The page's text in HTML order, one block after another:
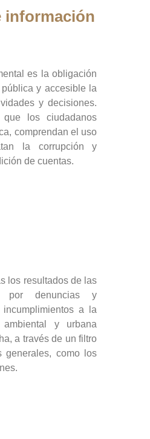
información
es la obligación
y accesible la
y decisiones.
los ciudadanos
comprendan el uso
la corrupción y
de cuentas.
los resultados de las
por denuncias y
a la
y urbana
a través de un filtro
generales, como los